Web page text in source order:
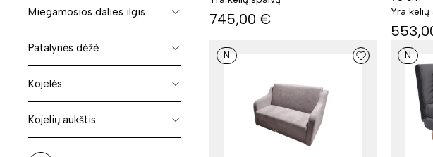
Miegamosios dalies ilgis
Patalynės dėžė
Kojelės
Kojelių aukštis
745,00 €
Yra kelių
N N